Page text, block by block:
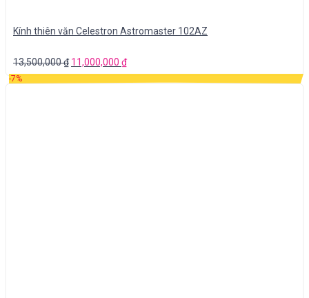
Kính thiên văn Celestron Astromaster 102AZ
13,500,000₫ 11,000,000 ₫
-7%